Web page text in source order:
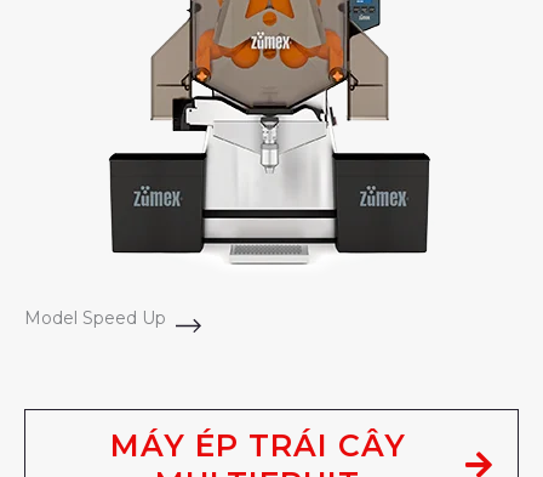
Model Speed Up
MÁY ÉP TRÁI CÂY